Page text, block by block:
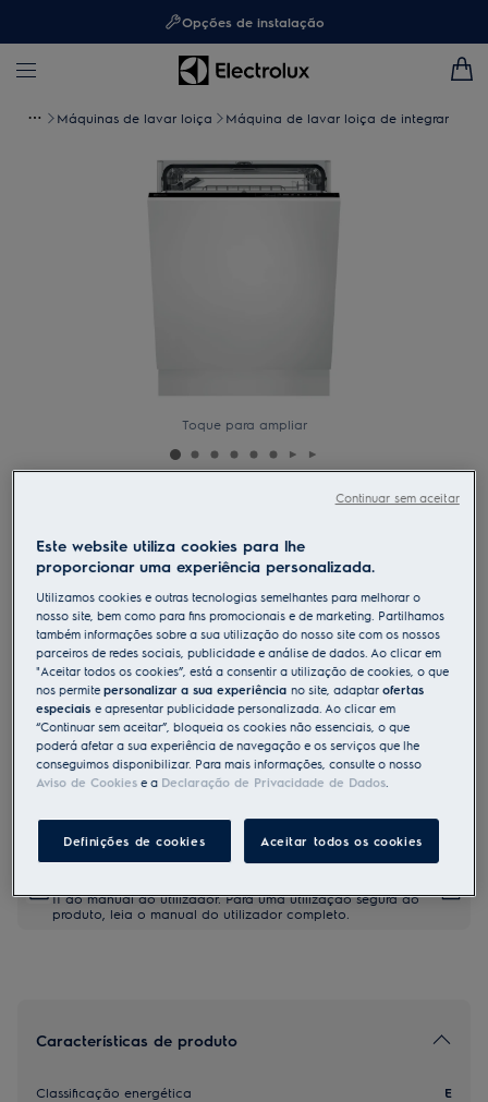
Opções de instalação
Máquinas de lavar loiça Máquina de lavar loiça de integrar
Toque para ampliar
Máquina de lavar loiça de 60 cm
de encastrar Série 300 AirDry para
13 talheres
Ficha de informação do produto
Benefícios
Secagem até três vezes superior com um fluxo de ar natural
A nossa tecnologia utiliza um fluxo de ar natural para secar
totalmente a loiça
Programa de meia hora para lavagens rápidas e eficientes
As dobradiças deslizantes permitem instalar a máquina de loiça
facilmente e na perfeição
As instruções e avisos de segurança de acordo com o
II do manual do utilizador. Para uma utilização segura do
produto, leia o manual do utilizador completo.
Características de produto
Classificação energética E
Este website utiliza cookies para lhe
proporcionar uma experiência personalizada.
Utilizamos cookies e outras tecnologias semelhantes para melhorar o
nosso site, bem como para fins promocionais e de marketing. Partilhamos
também informações sobre a sua utilização do nosso site com os nossos
parceiros de redes sociais, publicidade e análise de dados. Ao clicar em
"Aceitar todos os cookies”, está a consentir a utilização de cookies, o que
nos permitepersonalizar a sua experiênciano site, adaptarofertas
especiaise apresentar publicidade personalizada. Ao clicar em
“Continuar sem aceitar”, bloqueia os cookies não essenciais, o que
poderá afetar a sua experiência de navegação e os serviços que lhe
conseguimos disponibilizar. Para mais informações, consulte o nosso
Aviso de Cookies e a Declaração de Privacidade de Dados.
Definições de cookies Aceitar todos os cookies
Continuar sem aceitar